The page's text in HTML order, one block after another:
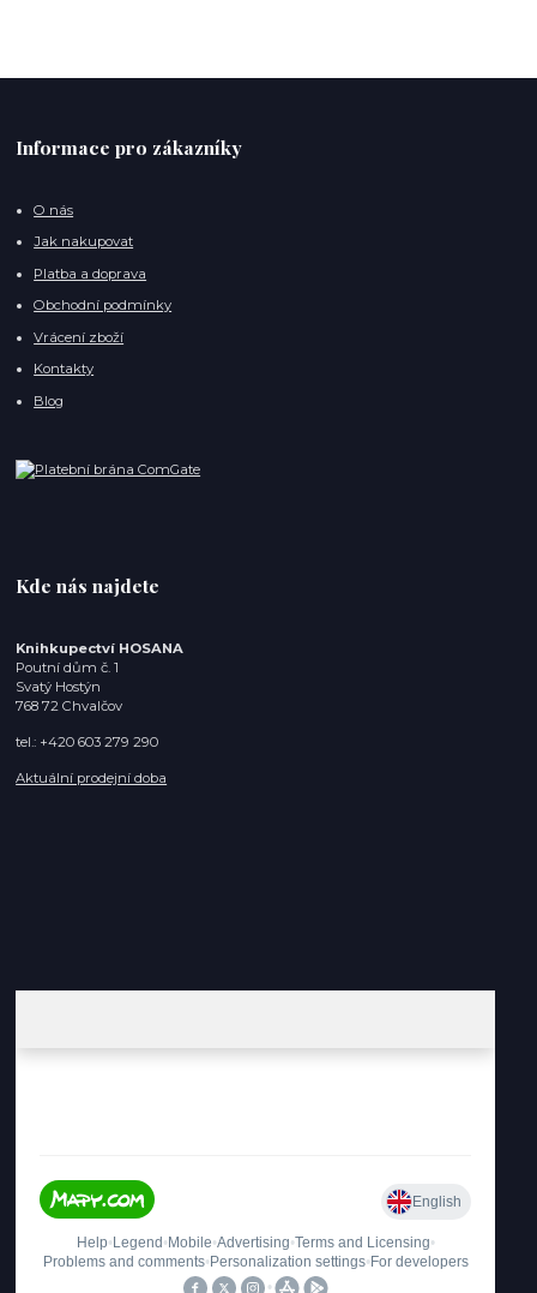
Informace pro zákazníky
O nás
Jak nakupovat
Platba a doprava
Obchodní podmínky
Vrácení zboží
Kontakty
Blog
Kde nás najdete
Knihkupectví HOSANA
Poutní dům č. 1
Svatý Hostýn
768 72 Chvalčov
tel.: +420 603 279 290
Aktuální prodejní doba